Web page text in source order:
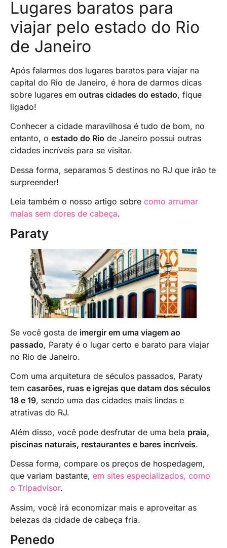
Lugares baratos para
viajar pelo estado do Rio
de Janeiro
Após falarmos dos lugares baratos para viajar na
capital do Rio de Janeiro, é hora de darmos dicas
sobre lugares em outras cidades do estado, fique
ligado!
Conhecer a cidade maravilhosa é tudo de bom, no
entanto, o estado do Rio de Janeiro possui outras
cidades incríveis para se visitar.
Dessa forma, separamos 5 destinos no RJ que irão te
surpreender!
Leia também o nosso artigo sobre como arrumar
malas sem dores de cabeça.
Paraty
Se você gosta de imergir em uma viagem ao
passado, Paraty é o lugar certo e barato para viajar
no Rio de Janeiro.
Com uma arquitetura de séculos passados, Paraty
tem casarões, ruas e igrejas que datam dos séculos
18 e 19, sendo uma das cidades mais lindas e
atrativas do RJ.
Além disso, você pode desfrutar de uma bela praia,
piscinas naturais, restaurantes e bares incríveis.
Dessa forma, compare os preços de hospedagem,
que variam bastante, em sites especializados, como
o Tripadvisor.
Assim, você irá economizar mais e aproveitar as
belezas da cidade de cabeça fria.
Penedo